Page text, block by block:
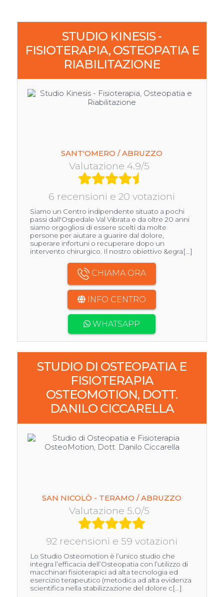
STUDIO KINESIS -
FISIOTERAPIA, OSTEOPATIA E
RIABILITAZIONE
SANT'OMERO / ABRUZZO
Valutazione 4.9/5
6 recensioni e 20 votazioni
Siamo un Centro indipendente situato a pochi
passi dall'Ospedale Val Vibrata e da oltre 20 anni
siamo orgogliosi di essere scelti da molte
persone per aiutare a guarire dal dolore,
superare infortuni o recuperare dopo un
intervento chirurgico. Il nostro obiettivo &egra[...]
CHIAMA ORA
INFO CENTRO
WHATSAPP
STUDIO DI OSTEOPATIA E
FISIOTERAPIA
OSTEOMOTION, DOTT.
DANILO CICCARELLA
SAN NICOLÒ - TERAMO / ABRUZZO
Valutazione 5.0/5
92 recensioni e 59 votazioni
Lo Studio Osteomotion è l’unico studio che
integra l’efficacia dell’Osteopatia con l’utilizzo di
macchinari fisioterapici ad alta tecnologia ed
esercizio terapeutico (metodica ad alta evidenza
scientifica nella stabilizzazione del dolore c[...]